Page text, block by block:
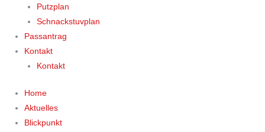
Putzplan
Schnackstuvplan
Passantrag
Kontakt
Kontakt
Home
Aktuelles
Blickpunkt